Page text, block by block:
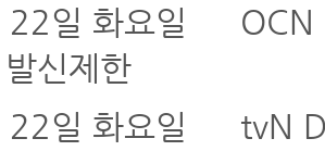
일 화요일
발신제한
일 화요일
tvN